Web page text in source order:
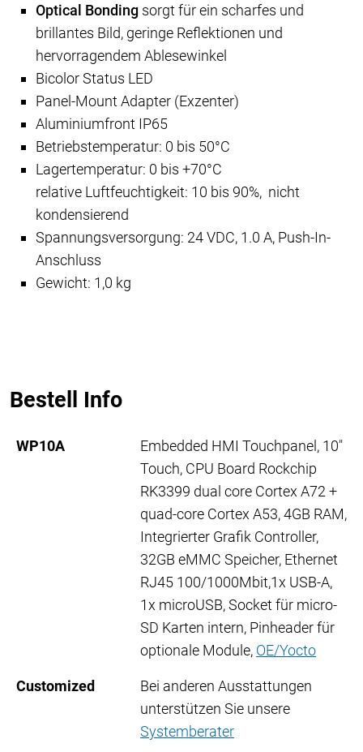
Optical Bonding sorgt für ein scharfes und
brillantes Bild, geringe Reflektionen und
hervorragendem Ablesewinkel
Bicolor Status LED
Panel-Mount Adapter (Exzenter)
Aluminiumfront IP65
Betriebstemperatur: 0 bis 50°C
Lagertemperatur: 0 bis +70°C
relative Luftfeuchtigkeit: 10 bis 90%, nicht
kondensierend
Spannungsversorgung: 24 VDC, 1.0 A, Push-In-
Anschluss
Gewicht: 1,0 kg
Bestell Info
WP10A
Embedded HMI Touchpanel, 10"
Touch, CPU Board Rockchip
RK3399 dual core Cortex A72 +
quad-core Cortex A53, 4GB RAM,
Integrierter Grafik Controller,
32GB eMMC Speicher, Ethernet
RJ45 100/1000Mbit,1x USB-A,
1x microUSB, Socket für micro-
SD Karten intern, Pinheader für
optionale Module, OE/Yocto
Customized
Bei anderen Ausstattungen
unterstützen Sie unsere
Systemberater